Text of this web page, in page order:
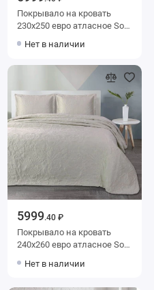
Покрывало на кровать
230х250 евро атласное Sofi
Нет в наличии
5999.40 ₽
Покрывало на кровать
240х260 евро атласное Sofi
Нет в наличии